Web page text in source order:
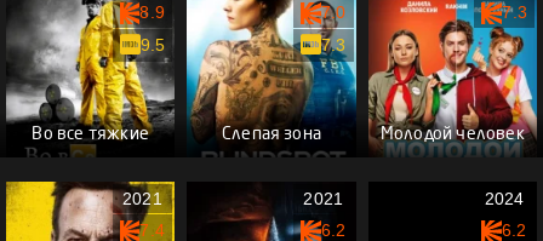
Во все тяжкие
8.9
9.5
Слепая зона
7.0
7.3
Молодой человек
7.3
2021
7.4
2021
6.2
2024
6.2